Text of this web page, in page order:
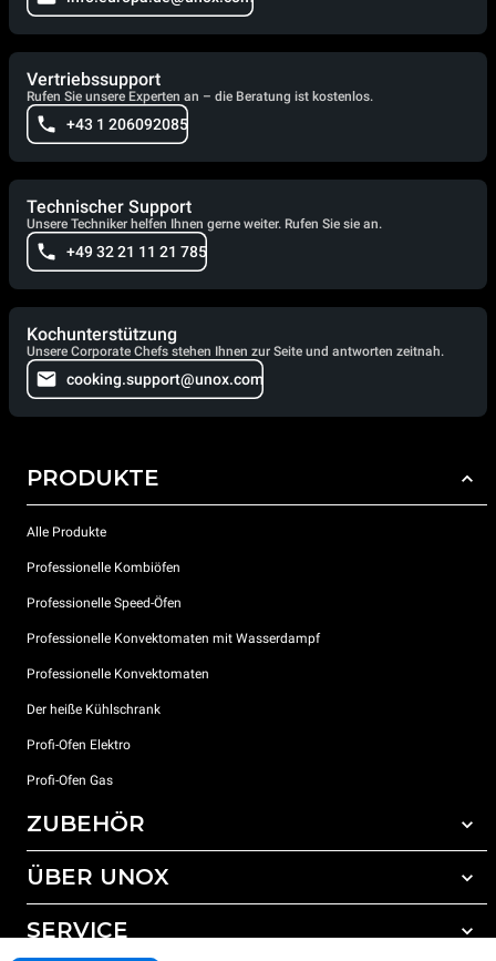
Vertriebssupport
Rufen Sie unsere Experten an – die Beratung ist kostenlos.
+43 1 206092085
Technischer Support
Unsere Techniker helfen Ihnen gerne weiter. Rufen Sie sie an.
+49 32 21 11 21 785
Kochunterstützung
Unsere Corporate Chefs stehen Ihnen zur Seite und antworten zeitnah.
cooking.support@unox.com
PRODUKTE
Alle Produkte
Professionelle Kombiöfen
Professionelle Speed-Öfen
Professionelle Konvektomaten mit Wasserdampf
Professionelle Konvektomaten
Der heiße Kühlschrank
Profi-Ofen Elektro
Profi-Ofen Gas
ZUBEHÖR
Gesamtes Zubehör
ÜBER UNOX
Unsere Standorte weltweit
SERVICE